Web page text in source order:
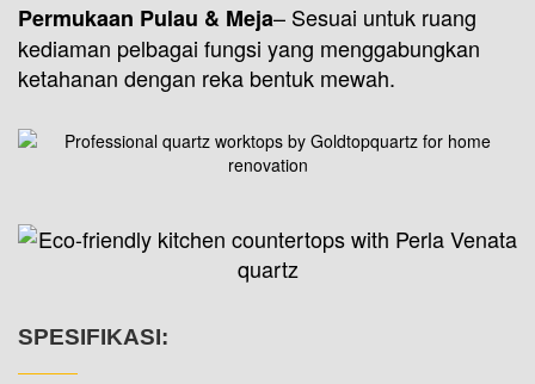
Permukaan Pulau & Meja– Sesuai untuk ruang
kediaman pelbagai fungsi yang menggabungkan
ketahanan dengan reka bentuk mewah.
SPESIFIKASI: